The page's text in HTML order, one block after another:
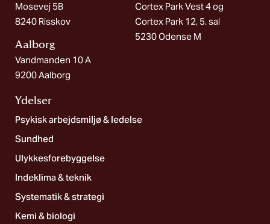
Mosevej 5B
8240 Risskov
Aalborg​
Vandmanden 10 A
9200 Aalborg
Cortex Park Vest 4 og
Cortex Park 12, 5. sal
5230 Odense M
Ydelser
Psykisk arbejdsmiljø & ledelse
Sundhed
Ulykkesforebyggelse
Indeklima & teknik
Systematik & strategi
Kemi & biologi